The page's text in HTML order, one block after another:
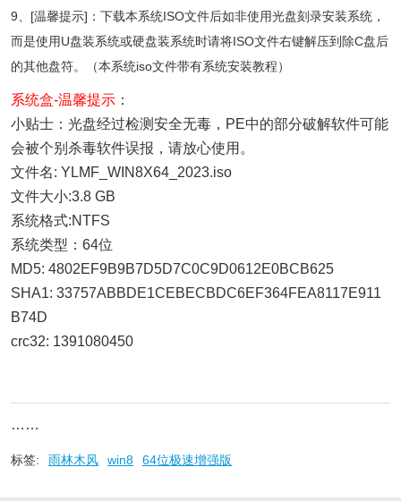
9、[温馨提示]：下载本系统ISO文件后如非使用光盘刻录安装系统，
而是使用U盘装系统或硬盘装系统时请将ISO文件右键解压到除C盘后
的其他盘符。（本系统iso文件带有系统安装教程）
系统盒-温馨提示 ：
小贴士：光盘经过检测安全无毒，PE中的部分破解软件可能
会被个别杀毒软件误报，请放心使用。
文件名: YLMF_WIN8X64_2023.iso
文件大小:3.8 GB
系统格式:NTFS
系统类型：64位
MD5: 4802EF9B9B7D5D7C0C9D0612E0BCB625
SHA1: 33757ABBDE1CEBECBDC6EF364FEA8117E911
B74D
crc32: 1391080450
……
标签: 雨林木风 win8 64位极速增强版